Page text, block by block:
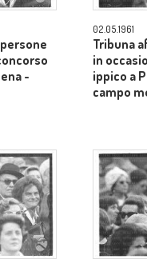
-
02.05.1961
Tribuna
in
ippico a
campo